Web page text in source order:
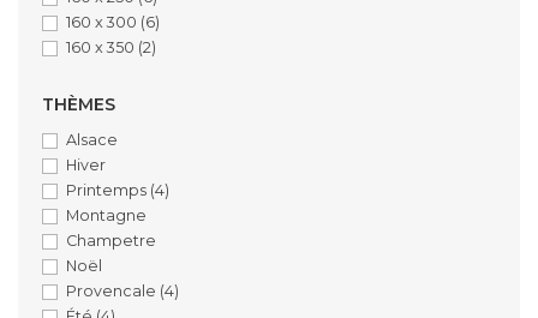
160 x 300 (6)
160 x 350 (2)
THÈMES
Alsace
Hiver
Printemps (4)
Montagne
Champetre
Noël
Provencale (4)